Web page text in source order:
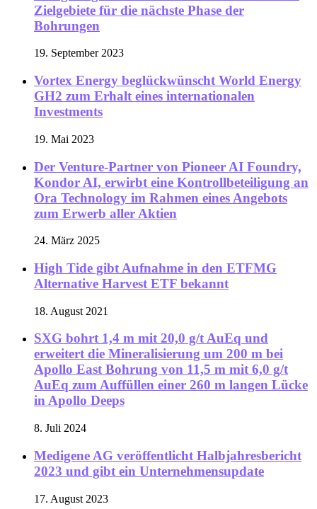
Zielgebiete für die nächste Phase der
Bohrungen
19. September 2023
Vortex Energy beglückwünscht World Energy
GH2 zum Erhalt eines internationalen
Investments
19. Mai 2023
Der Venture-Partner von Pioneer AI Foundry,
Kondor AI, erwirbt eine Kontrollbeteiligung an
Ora Technology im Rahmen eines Angebots
zum Erwerb aller Aktien
24. März 2025
High Tide gibt Aufnahme in den ETFMG
Alternative Harvest ETF bekannt
18. August 2021
SXG bohrt 1,4 m mit 20,0 g/t AuEq und
erweitert die Mineralisierung um 200 m bei
Apollo East Bohrung von 11,5 m mit 6,0 g/t
AuEq zum Auffüllen einer 260 m langen Lücke
in Apollo Deeps
8. Juli 2024
Medigene AG veröffentlicht Halbjahresbericht
2023 und gibt ein Unternehmensupdate
17. August 2023